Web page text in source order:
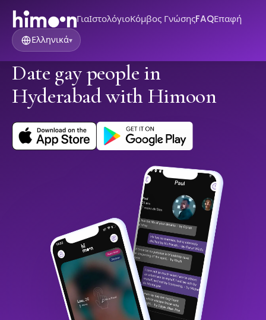
ΓιαΙστολόγιοΚόμβος ΓνώσηςFAQΕπαφή
Ελληνικά▾
Date gay people in
Hyderabad with Himoon